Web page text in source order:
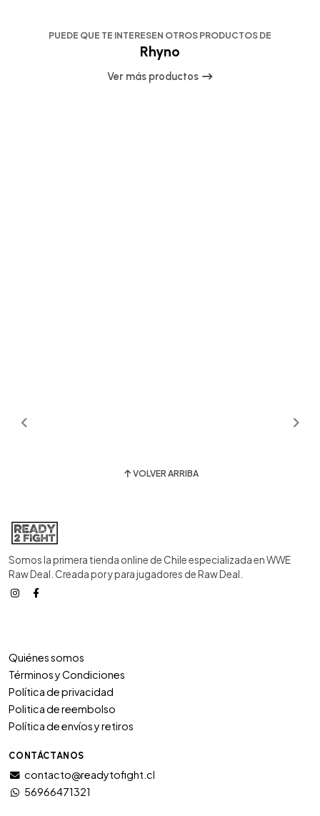
PUEDE QUE TE INTERESEN OTROS PRODUCTOS DE
Rhyno
Ver más productos
VOLVER ARRIBA
Somos la primera tienda online de Chile especializada en WWE
Raw Deal. Creada por y para jugadores de Raw Deal.
Quiénes somos
Términos y Condiciones
Política de privacidad
Politica de reembolso
Política de envíos y retiros
CONTÁCTANOS
contacto@readytofight.cl
56966471321